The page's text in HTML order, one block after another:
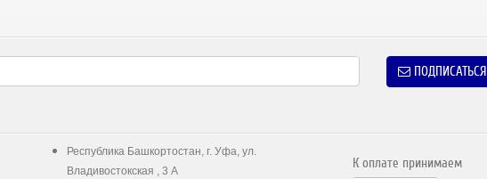
ПОДПИСАТЬСЯ
Республика Башкортостан, г. Уфа, ул.
Владивостокская , 3 А
К оплате принимаем